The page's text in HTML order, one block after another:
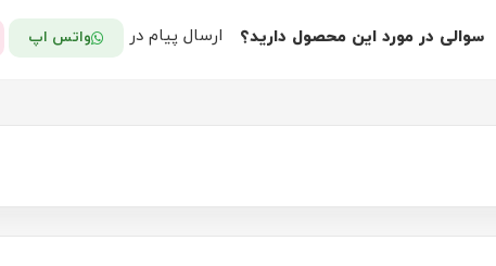
سوالی در مورد این محصول دارید؟ ارسال پیام در واتس اپ